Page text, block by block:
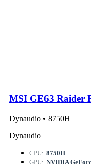
MSI GE63 Raider
Dynaudio • 8750H
Dynaudio
CPU: 8750H
GPU: NVIDIA